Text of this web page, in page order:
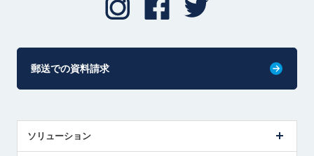
郵送での資料請求
ソリューション